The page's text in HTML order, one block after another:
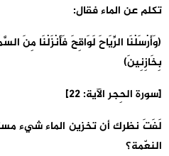
تكلم عن الماء فقال:
(وَأَرْسَلْنَا الرِّيَاحَ لَوَاقِحَ فَأَنْزَلْنَا مِنَ
بِخَازِنِينَ)
[سورة الحِجر الآية: 22]
لَفَتَ نظرك أن تخزين الماء شيء
النعّمة؟